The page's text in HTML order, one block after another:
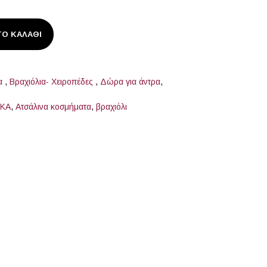
ΚΑΛΆΘΙ
, Βραχιόλια- Χειροπέδες , Δώρα για άντρα,
, Ατσάλινα κοσμήματα, βραχιόλι